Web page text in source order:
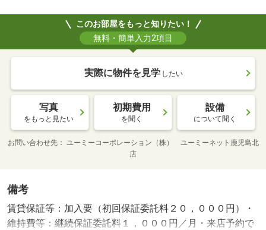
このお部屋をもっと知りたい！
無料・簡単入力2項目
実際に物件を見学 したい
写真
をもっと見たい
初期費用
を聞く
設備
について聞く
お問い合わせ先
ユーミーコーポレーション（株） ユーミーネット鹿児島北
店
備考
賃貸保証等：加入要（初回保証委託料２０，０００円）・
維持費等：継続保証委託料１，０００円／月・来店予約で